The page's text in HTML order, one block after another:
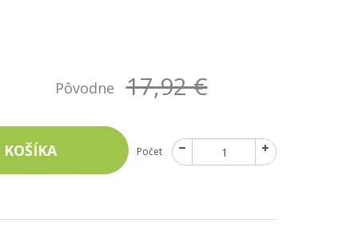
Pôvodne 17,92 €
Počet